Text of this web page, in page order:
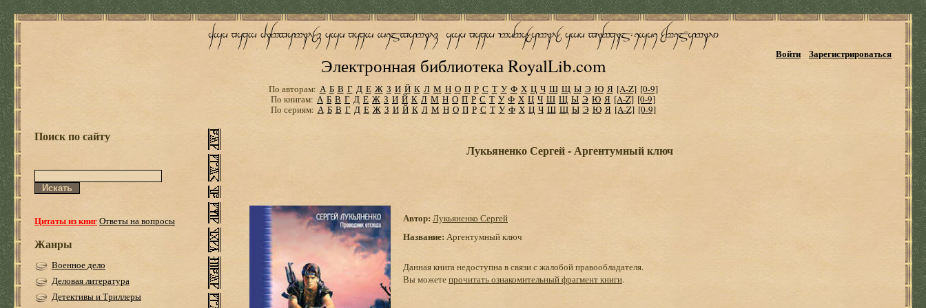
Электронная библиотека RoyalLib.com
Войти Зарегистрироваться
По авторам: А Б В Г Д Е Ж З И Й К Л М Н О П Р С Т У Ф Х Ц Ч Ш Щ Ы Э Ю Я [A-Z] [0-9]
По книгам: А Б В Г Д Е Ж З И Й К Л М Н О П Р С Т У Ф Х Ц Ч Ш Щ Ы Э Ю Я [A-Z] [0-9]
По сериям: А Б В Г Д Е Ж З И Й К Л М Н О П Р С Т У Ф Х Ц Ч Ш Щ Ы Э Ю Я [A-Z] [0-9]
Поиск по сайту
Цитаты из книгОтветы на вопросы
Жанры
Военное дело
Деловая литература
Детективы и Триллеры
Лукьяненко Сергей - Аргентумный ключ
Автор: Лукьяненко Сергей
Название: Аргентумный ключ
Данная книга недоступна в связи с жалобой правообладателя.
Вы можетепрочитать ознакомительный фрагмент книги.